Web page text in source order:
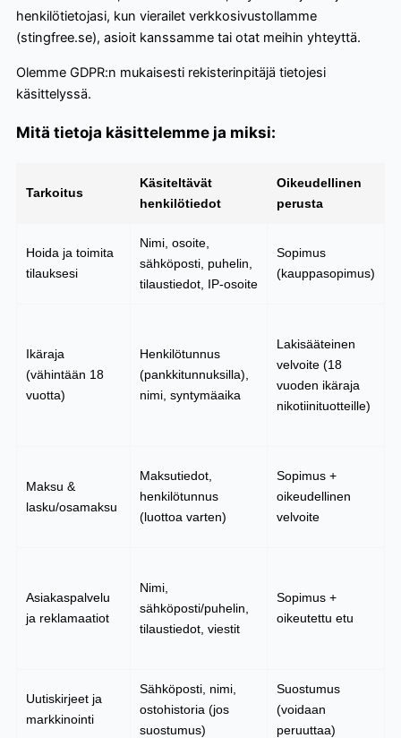
henkilötietojasi, kun vierailet verkkosivustollamme
(stingfree.se), asioit kanssamme tai otat meihin yhteyttä.
Olemme GDPR:n mukaisesti rekisterinpitäjä tietojesi
käsittelyssä.
Mitä tietoja käsittelemme ja miksi:
Tarkoitus
Käsiteltävät
henkilötiedot
Oikeudellinen
perusta
Hoida ja toimita
tilauksesi
Nimi, osoite,
sähköposti, puhelin,
tilaustiedot, IP-osoite
Sopimus
(kauppasopimus)
Ikäraja
(vähintään 18
vuotta)
Henkilötunnus
(pankkitunnuksilla),
nimi, syntymäaika
Lakisääteinen
velvoite (18
vuoden ikäraja
nikotiinituotteille)
Maksu &
lasku/osamaksu
Maksutiedot,
henkilötunnus
(luottoa varten)
Sopimus +
oikeudellinen
velvoite
Asiakaspalvelu
ja reklamaatiot
Nimi,
sähköposti/puhelin,
tilaustiedot, viestit
Sopimus +
oikeutettu etu
Uutiskirjeet ja
markkinointi
Sähköposti, nimi,
ostohistoria (jos
suostumus)
Suostumus
(voidaan
peruuttaa)